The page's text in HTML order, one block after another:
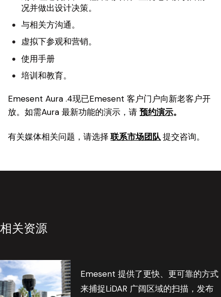
况并做出设计决策。
与相关方沟通。
虚拟下参观和营销。
使用手册
培训和教育。
Emesent Aura .4现已Emesent 客户门户向新老客户开
放。如需Aura 最新功能的演示，请 预约演示。
有关媒体相关问题，请选择 联系市场团队提交咨询。
相关资源
Emesent 提供了更快、更可靠的方式
来捕捉LiDAR 广阔区域的扫描，发布